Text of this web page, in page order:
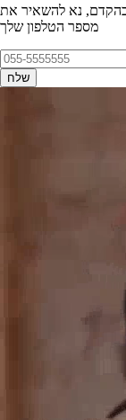
בהקדם, נא להשאיר את
מספר הטלפון שלך
שלח